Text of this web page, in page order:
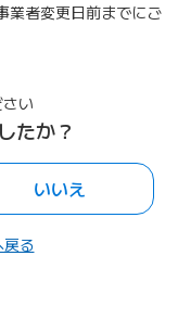
業者変更日前までにご
い
たか？
いいえ
る